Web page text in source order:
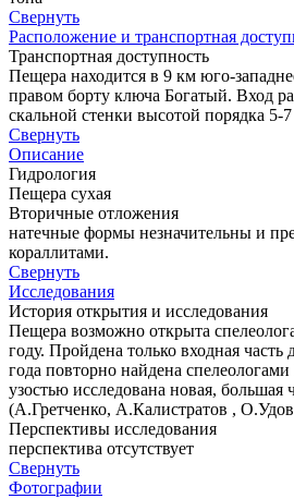
Свернуть
Расположение и транспортная
Транспортная доступность
Пещера находится в 9 км юго-
правом борту ключа Богатый. Вход
скальной стенки высотой порядка 5-
Свернуть
Описание
Гидрология
Пещера сухая
Вторичные отложения
натечные формы незначительны и
кораллитами.
Свернуть
Исследования
История открытия и исследования
Пещера возможно открыта
году. Пройдена только входная
года повторно найдена
узостью исследована новая, большая
(А.Гретченко, А.Калистратов ,
Перспективы исследования
перспектива отсутствует
Свернуть
Фотографии